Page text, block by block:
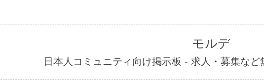
モルデ
日本人コミュニティ向け掲示板 - 求人・募集な